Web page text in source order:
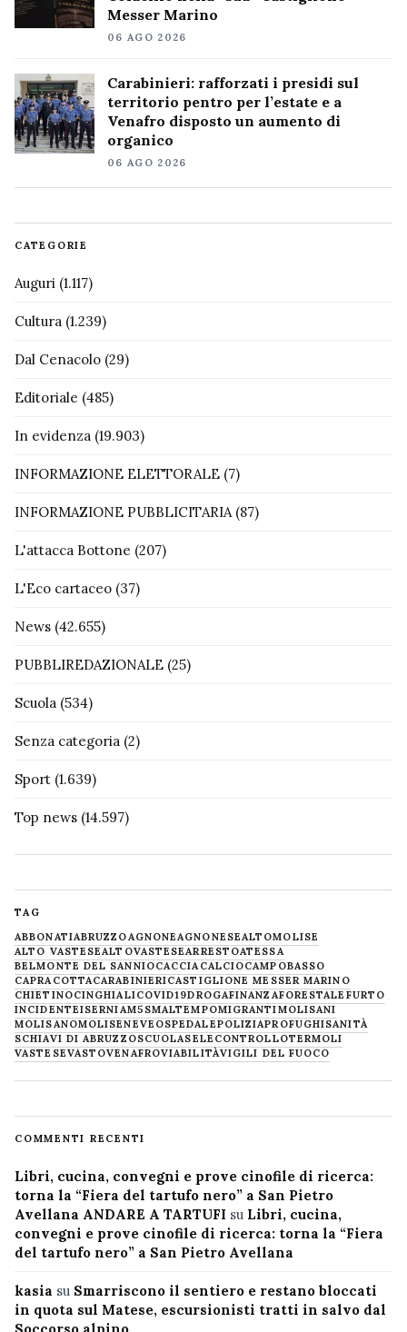
Messer Marino
06 AGO 2026
Carabinieri: rafforzati i presidi sul
territorio pentro per l’estate e a
Venafro disposto un aumento di
organico
06 AGO 2026
CATEGORIE
Auguri (1.117)
Cultura (1.239)
Dal Cenacolo (29)
Editoriale (485)
In evidenza (19.903)
INFORMAZIONE ELETTORALE (7)
INFORMAZIONE PUBBLICITARIA(87)
L'attacca Bottone (207)
L'Eco cartaceo (37)
News (42.655)
PUBBLIREDAZIONALE (25)
Scuola (534)
Senza categoria (2)
Sport (1.639)
Top news (14.597)
TAG
ABBONATIABRUZZOAGNONEAGNONESEALTOMOLISE
ALTO VASTESEALTOVASTESEARRESTOATESSA
BELMONTE DEL SANNIOCACCIACALCIOCAMPOBASSO
CAPRACOTTACARABINIERICASTIGLIONE MESSER MARINO
CHIETINOCINGHIALICOVID19DROGAFINANZAFORESTALE FURTO
INCIDENTEISERNIAM5SMALTEMPOMIGRANTIMOLISANI
MOLISANOMOLISENEVE OSPEDALEPOLIZIAPROFUGHISANITÀ
SCHIAVI DI ABRUZZOSCUOLASELECONTROLLOTERMOLI
VASTESEVASTOVENAFROVIABILITÀVIGILI DEL FUOCO
COMMENTI RECENTI
Libri, cucina, convegni e prove cinofile di ricerca:
torna la “Fiera del tartufo nero” a San Pietro
Avellana ANDARE A TARTUFI su Libri, cucina,
convegni e prove cinofile di ricerca: torna la “Fiera
del tartufo nero” a San Pietro Avellana
kasia su Smarriscono il sentiero e restano bloccati
in quota sul Matese, escursionisti tratti in salvo dal